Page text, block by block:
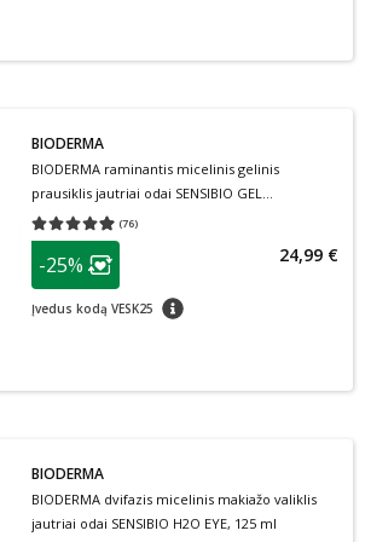
BIODERMA
BIODERMA raminantis micelinis gelinis
prausiklis jautriai odai SENSIBIO GEL
MOUSSANT, 500 ml
(76)
Vidutinis įvertinimas 4.97
patarimas
Lojalumo klubo narių nuolaida
-25%
Įvedus kodą VESK25 patarimas
24,99 €
BIODERMA
BIODERMA dvifazis micelinis makiažo valiklis
jautriai odai SENSIBIO H2O EYE, 125 ml